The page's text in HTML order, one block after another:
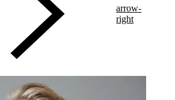
arrow-
right